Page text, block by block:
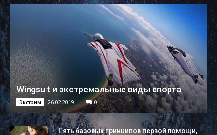
Wingsuit и экстремальные виды спорта
Экстрим 26.02.2019 0
Пять базовых принципов первой помощи,